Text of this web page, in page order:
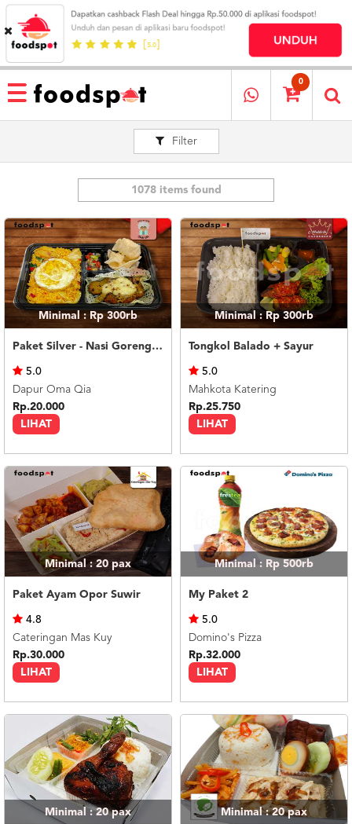
HOME
MENU
RESTAURANT
MEREKA
KATALOG
LOYALTY
PROGRAM
ABOUT
BLOG
TERMS
CENTER
021
5091
3494
LOGIN
DAFTAR
0
Filter
1078 items found
Minimal : Rp 300rb
Paket Silver - Nasi Goreng Nanas Geprek Mozza
LIHAT
5.0
Dapur Oma Qia
Rp.20.000
Minimal : Rp 300rb
Tongkol Balado + Sayur
LIHAT
5.0
Mahkota Katering
Rp.25.750
Minimal : 20pax
Paket Ayam Opor Suwir
LIHAT
4.8
Cateringan Mas Kuy
Rp.30.000
Minimal : Rp 500rb
My Paket 2
LIHAT
5.0
Domino's Pizza
Rp.32.000
Minimal : 20pax Minimal : 20pax